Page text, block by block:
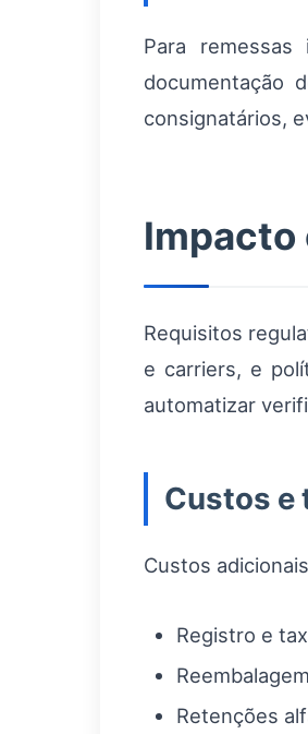
Para
documentação
consignatários,
Impacto
Requisitos
e carriers, e
automatizar
Custos e
Custos
Registro e
Retenções